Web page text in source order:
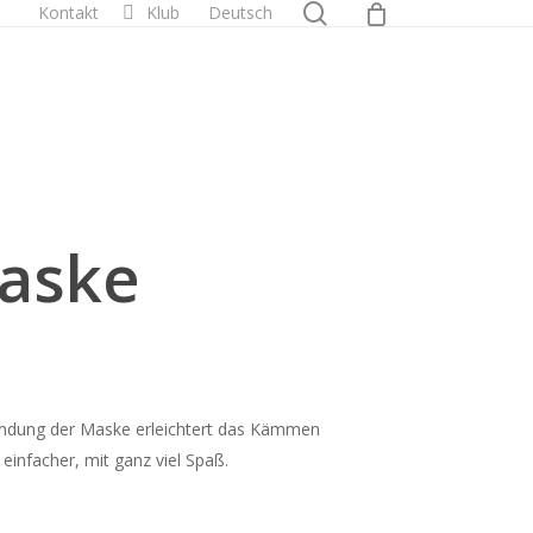
Kontakt Klub Deutsch search
der Maske erleichtert das Kämmen
mit ganz viel Spaß.